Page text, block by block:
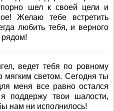
шел к своей цели и
Желаю тебе встретить
любить тебя, и верного
рядом!
ведет тебя по ровному
мягким светом. Сегодня ты
меня все равно остался
поддержу твои шалости,
нам ни исполнилось!